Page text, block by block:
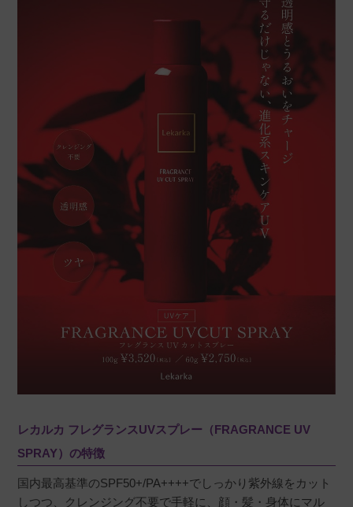
2025/04/20
白くならないし、これが1番メイクもよれにくい
です。
a 購入者
持ち運び用にスプレー式のものが欲しくて購入
しました！いい香りもしてとっても気に入りま
した♡
レカルカ フレグランスUVスプレー（FRAGRANCE UV
SPRAY）の特徴
国内最高基準のSPF50+/PA++++でしっかり紫外線をカット
しつつ、クレンジング不要で手軽に、顔・髪・身体にマル